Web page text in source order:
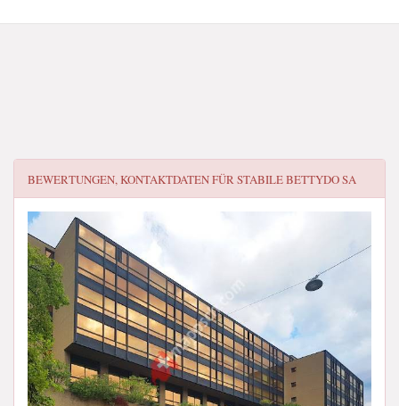
BEWERTUNGEN, KONTAKTDATEN FÜRSTABILE BETTYDO SA